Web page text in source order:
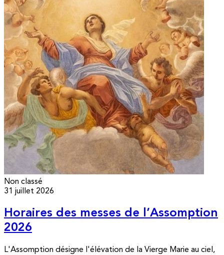
Non classé
31 juillet 2026
Horaires des messes de l’Assomption
2026
L'Assomption désigne l'élévation de la Vierge Marie au ciel,